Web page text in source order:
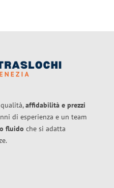
affidabilità e prezzi
di esperienza e un team
fluido che si adatta